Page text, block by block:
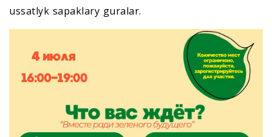
ussatlyk sapaklary guralar.